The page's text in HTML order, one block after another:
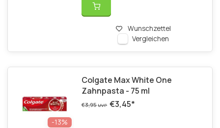
Wunschzettel
Vergleichen
-13%
Colgate Max White One
Zahnpasta - 75 ml
€3,95UVP €3,45*